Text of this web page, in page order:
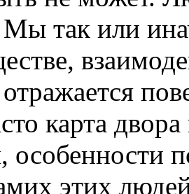
так или
карта
особенности
этих